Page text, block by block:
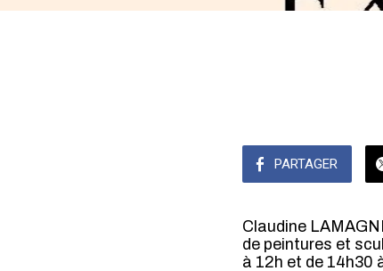
PARTAGER
Claudine
de peintures et
à 12h et de 14h30